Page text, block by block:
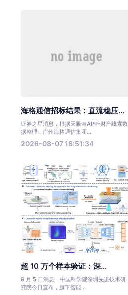
海格通信招标结果：直流稳压...
证券之星消息，根据天眼查APP-财产线索数
据整理，广州海格通信集团...
2026-08-07 16:51:34
超 10 万个样本验证：深...
8 月 5 日消息，中国科学院深圳先进技术研
究院今日宣布，旗下智能...